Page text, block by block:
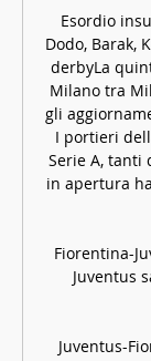
Esordio
Dodo, Barak,
derbyLa
Milano tra
gli
I portieri
Serie A, tanti
in apertura
Fiorentina-
Juventus
Juventus-